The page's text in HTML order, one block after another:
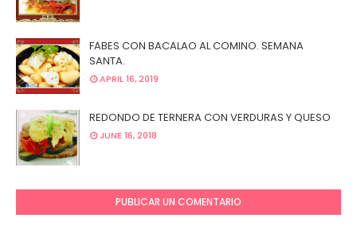
FABES CON BACALAO AL COMINO. SEMANA
SANTA.
APRIL 16, 2019
REDONDO DE TERNERA CON VERDURAS Y QUESO
JUNE 16, 2018
PUBLICAR UN COMENTARIO